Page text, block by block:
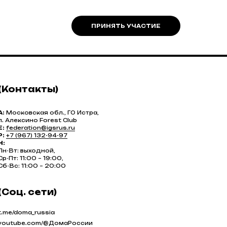
ПРИНЯТЬ УЧАСТИЕ
сети)
Московская обл., ГО Истра,
Алексино Forest Club
federation@igsrus.ru
+7 (967) 132-94-97
Вт: выходной,
Пт: 11:00 – 19:00,
Вс: 11:00 – 20:00
doma_russia
@ДомаРоссии